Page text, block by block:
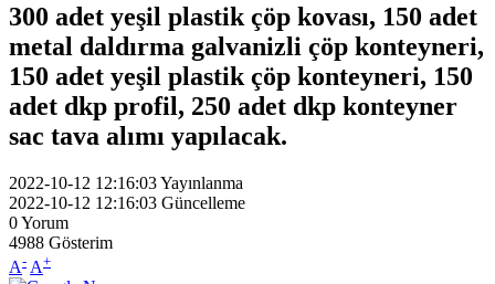
300 adet yeşil plastik çöp kovası, 150 adet
metal daldırma galvanizli çöp konteyneri,
150 adet yeşil plastik çöp konteyneri, 150
adet dkp profil, 250 adet dkp konteyner
sac tava alımı yapılacak.
2022-10-12 12:16:03Yayınlanma
2022-10-12 12:16:03 Güncelleme
0Yorum
4988 Gösterim
A- A+